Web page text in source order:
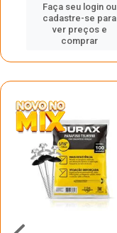
Faça seu login ou
cadastre-se para
ver preços e
comprar